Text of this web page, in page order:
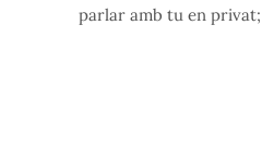
parlar amb tu en